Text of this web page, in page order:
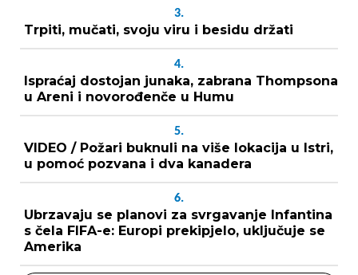
3.
Trpiti, mučati, svoju viru i besidu držati
4.
Ispraćaj dostojan junaka, zabrana Thompsona
u Areni i novorođenče u Humu
5.
VIDEO / Požari buknuli na više lokacija u Istri,
u pomoć pozvana i dva kanadera
6.
Ubrzavaju se planovi za svrgavanje Infantina
s čela FIFA-e: Europi prekipjelo, uključuje se
Amerika